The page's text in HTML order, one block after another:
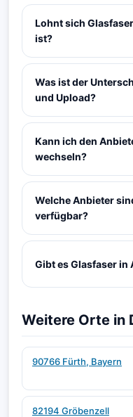
Lohnt sich
ist?
Was ist der
und Upload?
Kann ich den
wechseln?
Welche Anbieter
verfügbar?
Gibt es Glasfaser in
Weitere Orte in
90766 Fürth, Bayern
82194 Gröbenzell